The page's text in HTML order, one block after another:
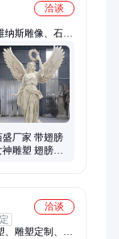
洽谈
纳斯雕像、石
塑、广场雕塑、
雕塑、巡游花
、小狮子、石牌
盛厂家 带翅膀
神雕塑 翅膀欧
洽谈
、雕塑定制、大